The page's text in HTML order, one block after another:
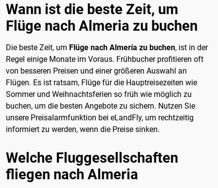
Wann ist die beste Zeit, um
Flüge nach Almeria zu buchen
Die beste Zeit, um Flüge nach Almería zu buchen, ist in der
Regel einige Monate im Voraus. Frühbucher profitieren oft
von besseren Preisen und einer größeren Auswahl an
Flügen. Es ist ratsam, Flüge für die Hauptreisezeiten wie
Sommer und Weihnachtsferien so früh wie möglich zu
buchen, um die besten Angebote zu sichern. Nutzen Sie
unsere Preisalarmfunktion bei eLandFly, um rechtzeitig
informiert zu werden, wenn die Preise sinken.
Welche Fluggesellschaften
fliegen nach Almeria